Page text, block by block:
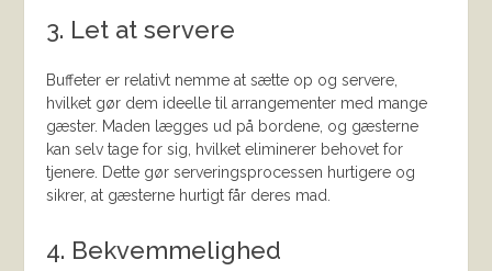
3. Let at servere
Buffeter er relativt nemme at sætte op og servere,
hvilket gør dem ideelle til arrangementer med mange
gæster. Maden lægges ud på bordene, og gæsterne
kan selv tage for sig, hvilket eliminerer behovet for
tjenere. Dette gør serveringsprocessen hurtigere og
sikrer, at gæsterne hurtigt får deres mad.
4. Bekvemmelighed